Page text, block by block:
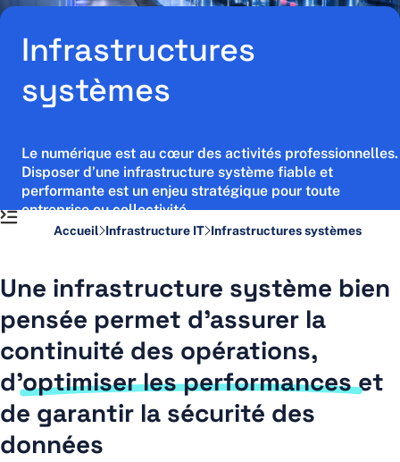
Communication Unifiée
Infrastructure IT
Qui sommes-nous ?
Nos agences
Nous rejoindre
Actus et Ressources
Contact
Infrastructures
systèmes
Le numérique est au cœur des activités professionnelles.
Disposer d’une infrastructure système fiable et
performante est un enjeu stratégique pour toute
entreprise ou collectivité.
Accueil Infrastructure IT Infrastructures systèmes
Une infrastructure système bien
pensée permet d’assurer la
continuité des opérations,
d’optimiser les performanceset
de garantir la sécurité des
données